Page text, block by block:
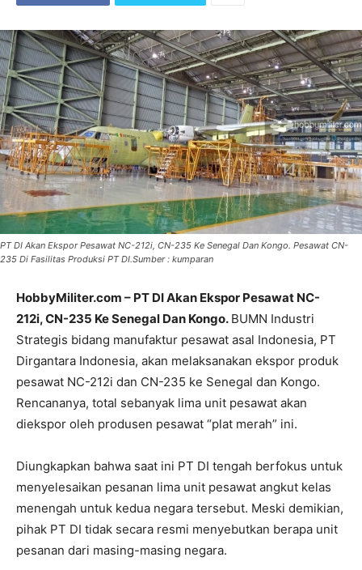
PT DI Akan Ekspor Pesawat NC-212i, CN-235 Ke Senegal Dan Kongo. Pesawat CN-
235 Di Fasilitas Produksi PT DI.Sumber : kumparan
HobbyMiliter.com – PT DI Akan Ekspor Pesawat NC-
212i, CN-235 Ke Senegal Dan Kongo. BUMN Industri
Strategis bidang manufaktur pesawat asal Indonesia, PT
Dirgantara Indonesia, akan melaksanakan ekspor produk
pesawat NC-212i dan CN-235 ke Senegal dan Kongo.
Rencananya, total sebanyak lima unit pesawat akan
diekspor oleh produsen pesawat “plat merah” ini.
Diungkapkan bahwa saat ini PT DI tengah berfokus untuk
menyelesaikan pesanan lima unit pesawat angkut kelas
menengah untuk kedua negara tersebut. Meski demikian,
pihak PT DI tidak secara resmi menyebutkan berapa unit
pesanan dari masing-masing negara.